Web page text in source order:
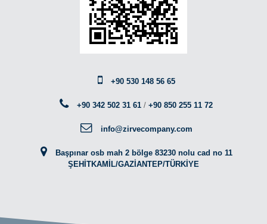
+90 530 148 56 65
+90 342 502 31 61 /+90 850 255 11 72
info@zirvecompany.com
Başpınar osb mah 2 bölge 83230 nolu cad no 11
ŞEHİTKAMİL/GAZİANTEP/TÜRKİYE